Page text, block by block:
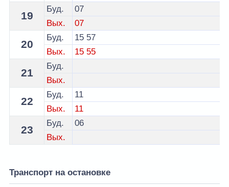
19
Буд.
07
Вых.
07
20
Буд. 15 57
Вых.
15 55
21
Буд.
Вых.
22
Буд.
11
Вых.
11
23
Буд.
06
Вых.
Транспорт на остановке